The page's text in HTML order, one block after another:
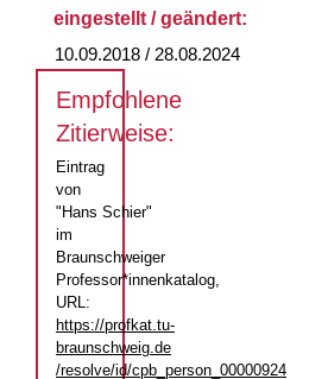
eingestellt / geändert:
10.09.2018 / 28.08.2024
Empfohlene
Zitierweise:
Eintrag
von
"Hans Schier"
im
Braunschweiger
Professor*innenkatalog,
URL:
https://profkat.tu-
braunschweig.de
/resolve/id/cpb_person_00000924